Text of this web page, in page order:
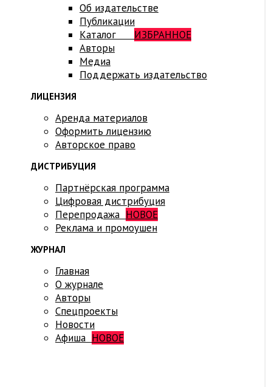
Об издательстве
Публикации
Каталог ИЗБРАННОЕ
Авторы
Медиа
Поддержать издательство
ЛИЦЕНЗИЯ
Аренда материалов
Оформить лицензию
Авторское право
ДИСТРИБУЦИЯ
Партнёрская программа
Цифровая дистрибуция
Перепродажа НОВОЕ
Реклама и промоушен
ЖУРНАЛ
Главная
О журнале
Авторы
Спецпроекты
Новости
Афиша НОВОЕ